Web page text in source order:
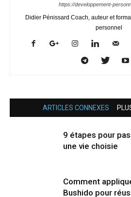
https://developpement-
Didier Pénissard Coach, auteur et
personnel
ARTICLES CONNEXES
9 étapes pour
une vie choisie
Comment
Bushido pour